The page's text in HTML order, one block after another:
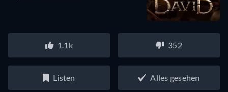
1.1k 352
Listen Alles gesehen